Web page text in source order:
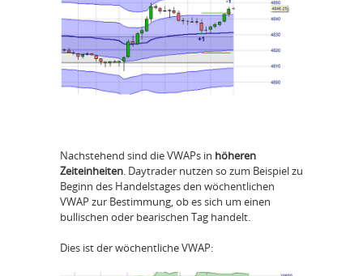
Nachstehend sind die VWAPs in höheren
Zeiteinheiten . Daytrader nutzen so zum Beispiel zu
Beginn des Handelstages den wöchentlichen
VWAP zur Bestimmung, ob es sich um einen
bullischen oder bearischen Tag handelt.
Dies ist der wöchentliche VWAP: